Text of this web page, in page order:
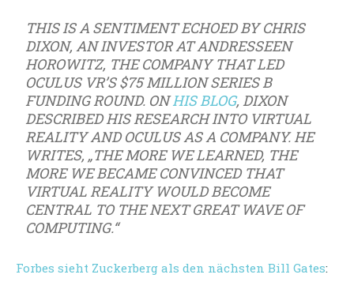
THIS IS A SENTIMENT ECHOED BY CHRIS
DIXON, AN INVESTOR AT ANDRESSEEN
HOROWITZ, THE COMPANY THAT LED
OCULUS VR’S $75 MILLION SERIES B
FUNDING ROUND. ONHIS BLOG, DIXON
DESCRIBED HIS RESEARCH INTO VIRTUAL
REALITY AND OCULUS AS A COMPANY. HE
WRITES, „THE MORE WE LEARNED, THE
MORE WE BECAME CONVINCED THAT
VIRTUAL REALITY WOULD BECOME
CENTRAL TO THE NEXT GREAT WAVE OF
COMPUTING.“
Forbes sieht Zuckerberg als den nächsten Bill Gates: